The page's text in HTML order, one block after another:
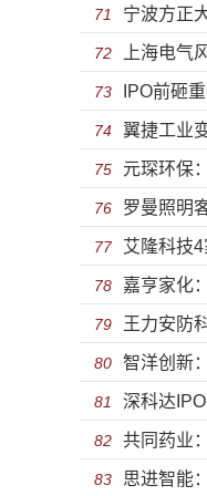
净利润 隐瞒
患显现
71 宁波方正
不实虚假出资
了了之？
72 上海电气
负债逐年攀升
73 IPO前砸
分红 欢乐家能
74 翼捷工业
未取得募投项
75 元琛环保
环保风口上也
76 罗曼照明
补血 前董事
77 艾隆科技
行贿 实控人
逐年下降
78 嘉亨家化
足 应收账款
79 王力安防
势暗藏风险
80 智洋创新
利能力，如何
81 深科达
遭机构清仓巨
下滑
82 共同药业
户 研发不足
83 思进智能